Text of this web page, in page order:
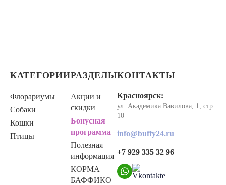
КАТЕГОРИИ
Флорариумы
Собаки
Кошки
Птицы
РАЗДЕЛЫ
Акции и
скидки
Бонусная
программа
Полезная
информация
КОРМА
БАФФИКО
КОНТАКТЫ
Красноярск:
ул. Академика Вавилова, 1, стр.
10
info@buffy24.ru
+7 929 335 32 96